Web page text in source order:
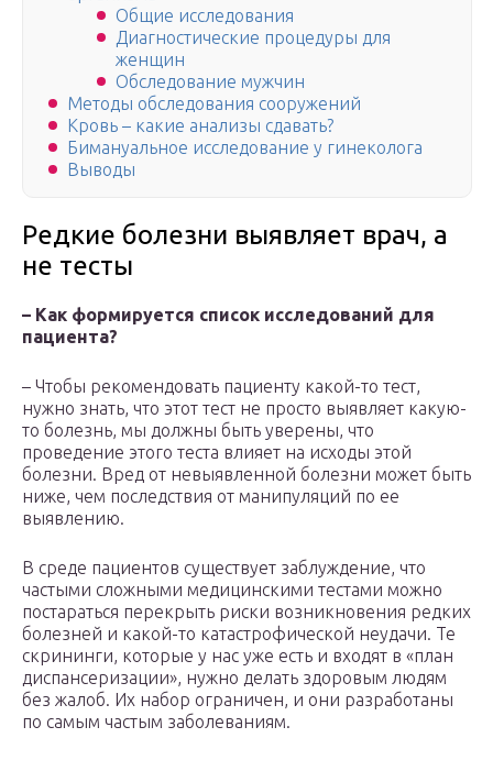
Общие исследования
Диагностические процедуры для
женщин
Обследование мужчин
Методы обследования сооружений
Кровь – какие анализы сдавать?
Бимануальное исследование у гинеколога
Выводы
Редкие болезни выявляет врач, а
не тесты
– Как формируется список исследований для
пациента?
– Чтобы рекомендовать пациенту какой-то тест,
нужно знать, что этот тест не просто выявляет какую-
то болезнь, мы должны быть уверены, что
проведение этого теста влияет на исходы этой
болезни. Вред от невыявленной болезни может быть
ниже, чем последствия от манипуляций по ее
выявлению.
В среде пациентов существует заблуждение, что
частыми сложными медицинскими тестами можно
постараться перекрыть риски возникновения редких
болезней и какой-то катастрофической неудачи. Те
скрининги, которые у нас уже есть и входят в «план
диспансеризации», нужно делать здоровым людям
без жалоб. Их набор ограничен, и они разработаны
по самым частым заболеваниям.